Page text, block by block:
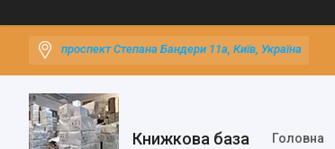
проспект Степана Бандери 11а, Київ, Україна
Книжкова база Головна